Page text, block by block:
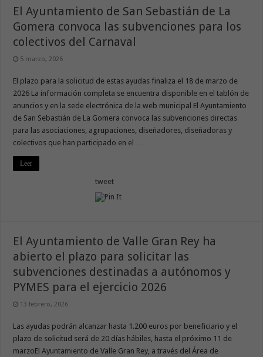
El Ayuntamiento de San Sebastián de La
Gomera convoca las subvenciones para los
colectivos del Carnaval
5 marzo, 2026
El plazo para la solicitud de estas ayudas finaliza el 18 de marzo de
2026 La información completa se encuentra disponible en el tablón de
anuncios y en la sede electrónica de la web municipal El Ayuntamiento
de San Sebastián de La Gomera convoca las subvenciones directas
para las asociaciones, agrupaciones, diseñadores, diseñadoras y
colectivos que han participado en el …
Leer
tweet
El Ayuntamiento de Valle Gran Rey ha
abierto el plazo para solicitar las
subvenciones destinadas a autónomos y
PYMES para el ejercicio 2026
13 febrero, 2026
Las ayudas podrán alcanzar hasta 1.200 euros por beneficiario y el
plazo de solicitud será de 20 días hábiles, hasta el próximo 11 de
marzoEl Ayuntamiento de Valle Gran Rey, a través del Área de